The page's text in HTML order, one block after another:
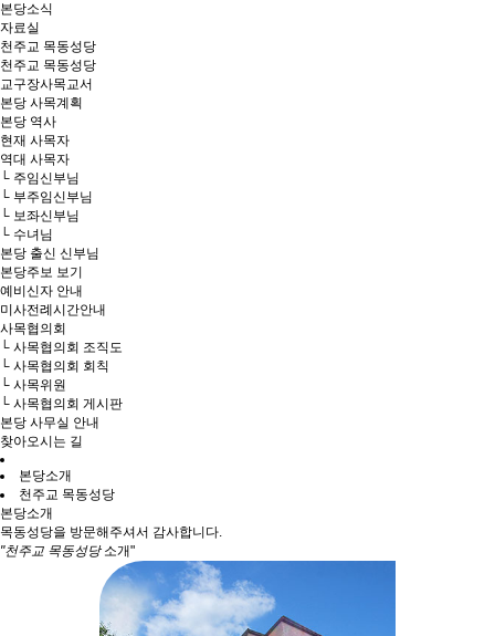
본당소식
자료실
천주교 목동성당
천주교 목동성당
교구장사목교서
본당 사목계획
본당 역사
현재 사목자
역대 사목자
└ 주임신부님
└ 부주임신부님
└ 보좌신부님
└ 수녀님
본당 출신 신부님
본당주보 보기
예비신자 안내
미사전례시간안내
사목협의회
└ 사목협의회 조직도
└ 사목협의회 회칙
└ 사목위원
└ 사목협의회 게시판
본당 사무실 안내
찾아오시는 길
본당소개
천주교 목동성당
본당소개
목동성당을 방문해주셔서 감사합니다.
"천주교 목동성당소개"